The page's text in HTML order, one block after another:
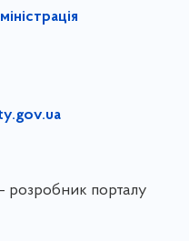
розробник порталу